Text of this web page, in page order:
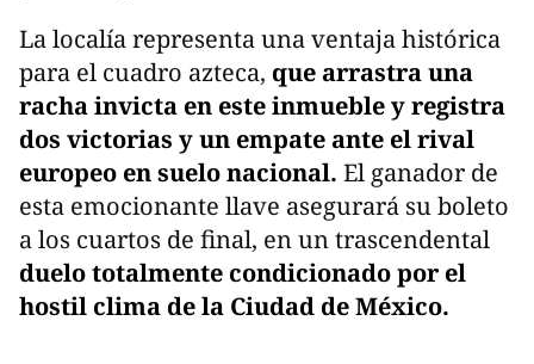
La localía representa una ventaja histórica
para el cuadro azteca, que arrastra una
racha invicta en este inmueble y registra
dos victorias y un empate ante el rival
europeo en suelo nacional. El ganador de
esta emocionante llave asegurará su boleto
a los cuartos de final, en un trascendental
duelo totalmente condicionado por el
hostil clima de la Ciudad de México.